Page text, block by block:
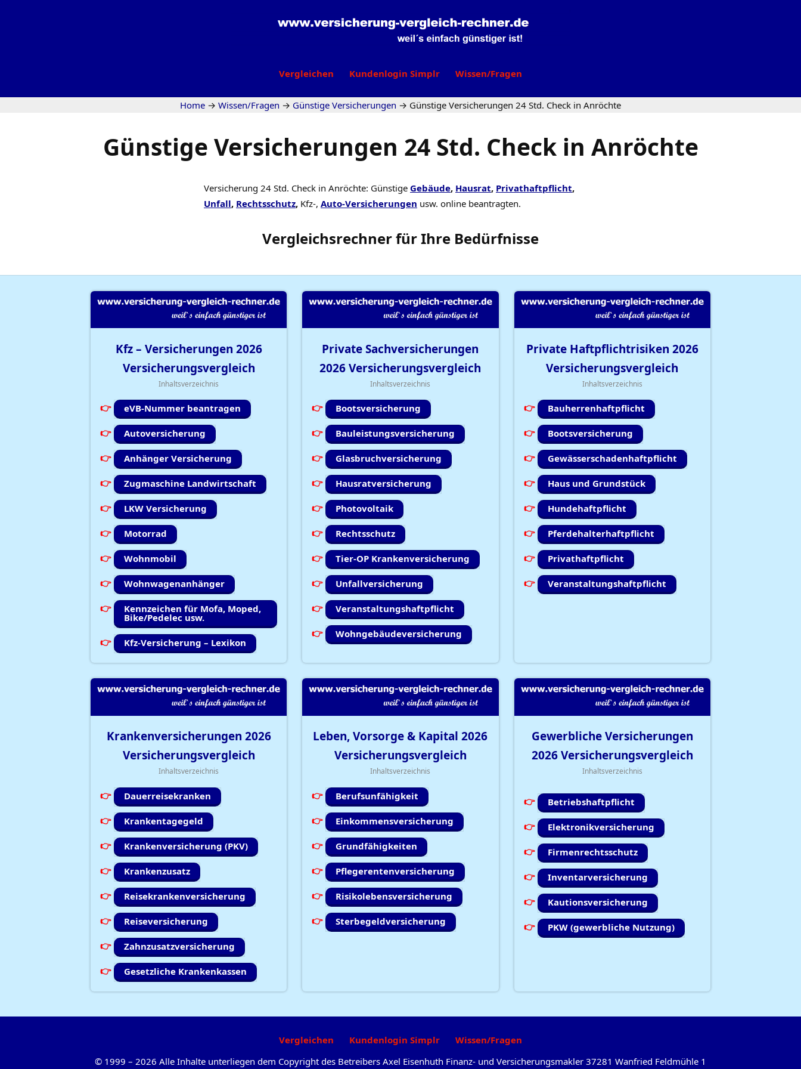
Vergleichen Kundenlogin Simplr Wissen/Fragen
Home → Wissen/Fragen → Günstige Versicherungen → Günstige Versicherungen 24 Std. Check in Anröchte
Günstige Versicherungen 24 Std. Check in Anröchte
Versicherung 24 Std. Check in Anröchte: Günstige Gebäude, Hausrat, Privathaftpflicht,
Unfall, Rechtsschutz, Kfz-, Auto-Versicherungen usw. online beantragten.
Vergleichsrechnerfür Ihre Bedürfnisse
Kfz – Versicherungen 2026
Versicherungsvergleich
Inhaltsverzeichnis
eVB-Nummer beantragen
Autoversicherung
Anhänger Versicherung
Zugmaschine Landwirtschaft
LKW Versicherung
Motorrad
Wohnmobil
Wohnwagenanhänger
Kennzeichen für Mofa, Moped,
Bike/Pedelec usw.
Kfz-Versicherung – Lexikon
Private Sachversicherungen
2026Versicherungsvergleich
Inhaltsverzeichnis
Bootsversicherung
Bauleistungsversicherung
Glasbruchversicherung
Hausratversicherung
Photovoltaik
Rechtsschutz
Tier-OP Krankenversicherung
Unfallversicherung
Veranstaltungshaftpflicht
Wohngebäudeversicherung
Private Haftpflichtrisiken 2026
Versicherungsvergleich
Inhaltsverzeichnis
Bauherrenhaftpflicht
Bootsversicherung
Gewässerschadenhaftpflicht
Haus und Grundstück
Hundehaftpflicht
Pferdehalterhaftpflicht
Privathaftpflicht
Veranstaltungshaftpflicht
Krankenversicherungen 2026
Versicherungsvergleich
Inhaltsverzeichnis
Dauerreisekranken
Krankentagegeld
Krankenversicherung (PKV)
Krankenzusatz
Reisekrankenversicherung
Reiseversicherung
Zahnzusatzversicherung
Gesetzliche Krankenkassen
Leben, Vorsorge & Kapital2026
Versicherungsvergleich
Inhaltsverzeichnis
Berufsunfähigkeit
Einkommensversicherung
Grundfähigkeiten
Pflegerentenversicherung
Risikolebensversicherung
Sterbegeldversicherung
Gewerbliche Versicherungen
2026Versicherungsvergleich
Inhaltsverzeichnis
Betriebshaftpflicht
Elektronikversicherung
Firmenrechtsschutz
Inventarversicherung
Kautionsversicherung
PKW (gewerbliche Nutzung)
Vergleichen Kundenlogin Simplr
Wissen/Fragen
© 1999 – 2026 Alle Inhalte unterliegen dem Copyright des Betreibers Axel Eisenhuth Finanz- und Versicherungsmakler 37281 Wanfried Feldmühle 1